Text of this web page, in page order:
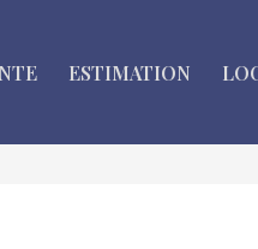
ESTIMATION